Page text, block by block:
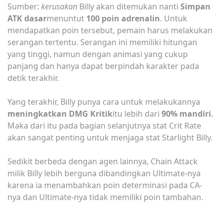
Sumber: kerusakan Billy akan ditemukan nanti Simpan
ATK dasarmenuntut 100 poin adrenalin. Untuk
mendapatkan poin tersebut, pemain harus melakukan
serangan tertentu. Serangan ini memiliki hitungan
yang tinggi, namun dengan animasi yang cukup
panjang dan hanya dapat berpindah karakter pada
detik terakhir.
Yang terakhir, Billy punya cara untuk melakukannya
meningkatkan DMG Kritikitu lebih dari 90% mandiri.
Maka dari itu pada bagian selanjutnya stat Crit Rate
akan sangat penting untuk menjaga stat Starlight Billy.
Sedikit berbeda dengan agen lainnya, Chain Attack
milik Billy lebih berguna dibandingkan Ultimate-nya
karena ia menambahkan poin determinasi pada CA-
nya dan Ultimate-nya tidak memiliki poin tambahan.